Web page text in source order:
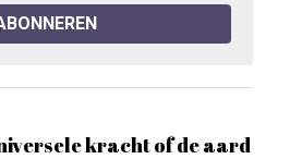
kracht of de aard